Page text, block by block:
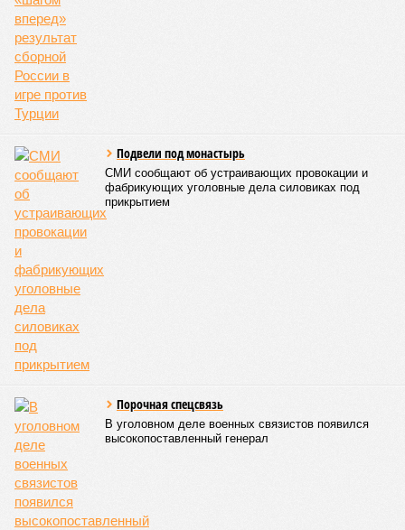
Подвели под монастырь
СМИ сообщают об устраивающих провокации и
фабрикующих уголовные дела силовиках под
прикрытием
Порочная спецсвязь
В уголовном деле военных связистов появился
высокопоставленный генерал